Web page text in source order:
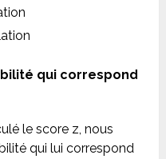
qui correspond
le score z, nous
qui lui correspond